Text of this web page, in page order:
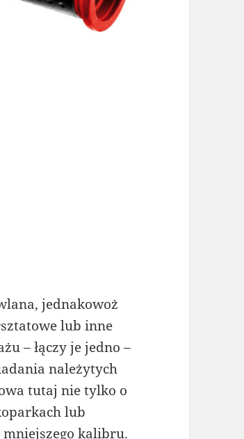
jednakowoż
lub inne
– łączy je jedno –
należytych
tutaj nie tylko o
lub
kalibru.